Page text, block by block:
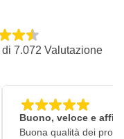
di 7.072 Valutazione
Buono, veloce e
Buona qualità dei